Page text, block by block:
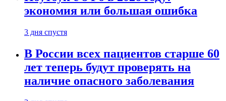
экономия или большая ошибка
3 дня спустя
В России всех пациентов старше 60
лет теперь будут проверять на
наличие опасного заболевания